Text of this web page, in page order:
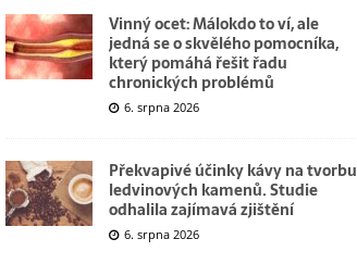
Vinný ocet: Málokdo to ví, ale
jedná se o skvělého pomocníka,
který pomáhá řešit řadu
chronických problémů
6. srpna 2026
Překvapivé účinky kávy na tvorbu
ledvinových kamenů. Studie
odhalila zajímavá zjištění
6. srpna 2026